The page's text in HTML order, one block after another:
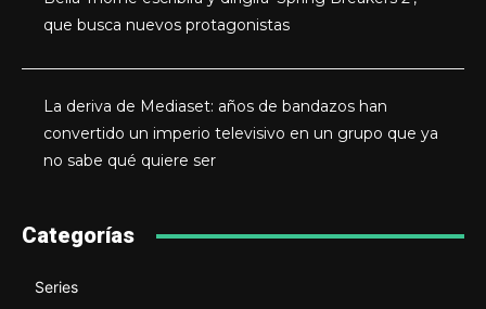
que busca nuevos protagonistas
La deriva de Mediaset: años de bandazos han
convertido un imperio televisivo en un grupo que ya
no sabe qué quiere ser
Categorías
Series